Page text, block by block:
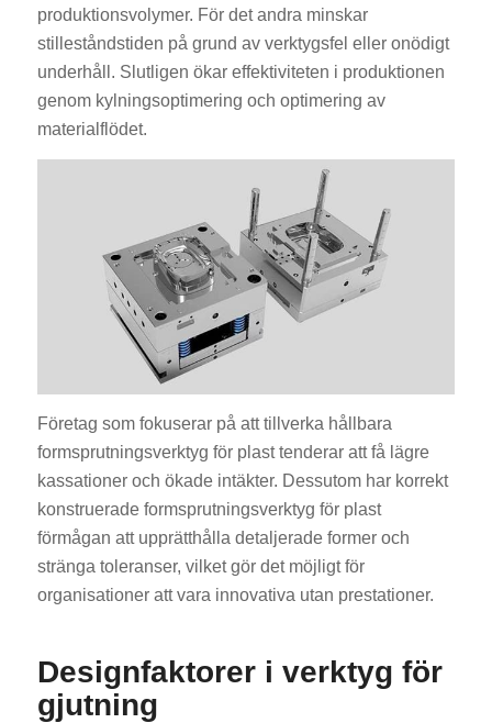
produktionsvolymer. För det andra minskar
stilleståndstiden på grund av verktygsfel eller onödigt
underhåll. Slutligen ökar effektiviteten i produktionen
genom kylningsoptimering och optimering av
materialflödet.
Företag som fokuserar på att tillverka hållbara
formsprutningsverktyg för plast tenderar att få lägre
kassationer och ökade intäkter. Dessutom har korrekt
konstruerade formsprutningsverktyg för plast
förmågan att upprätthålla detaljerade former och
stränga toleranser, vilket gör det möjligt för
organisationer att vara innovativa utan prestationer.
Designfaktorer i verktyg för
gjutning